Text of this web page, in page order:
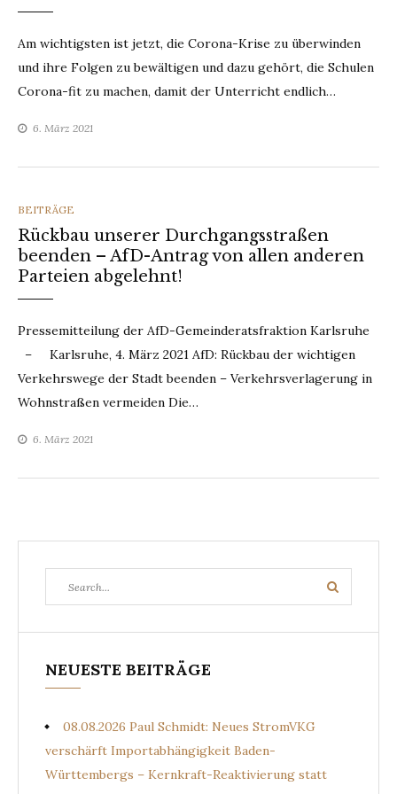
Am wichtigsten ist jetzt, die Corona-Krise zu überwinden
und ihre Folgen zu bewältigen und dazu gehört, die Schulen
Corona-fit zu machen, damit der Unterricht endlich…
6. März 2021
CATEGORIES
BEITRÄGE
Rückbau unserer Durchgangsstraßen
beenden – AfD-Antrag von allen anderen
Parteien abgelehnt!
Pressemitteilung der AfD-Gemeinderatsfraktion Karlsruhe
– Karlsruhe, 4. März 2021 AfD: Rückbau der wichtigen
Verkehrswege der Stadt beenden – Verkehrsverlagerung in
Wohnstraßen vermeiden Die…
6. März 2021
for:
Search
NEUESTE BEITRÄGE
08.08.2026 Paul Schmidt: Neues StromVKG
verschärft Importabhängigkeit Baden-
Württembergs – Kernkraft-Reaktivierung statt